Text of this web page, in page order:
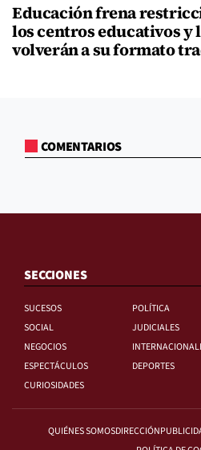
Educación frena
los centros educativos y
volverán a su formato
COMENTARIOS
SECCIONES
SUCESOS
POLÍTICA
SOCIAL
JUDICIALES
NEGOCIOS
ESPECTÁCULOS
DEPORTES
CURIOSIDADES
QUIÉNES SOMOSDIRECCIÓN